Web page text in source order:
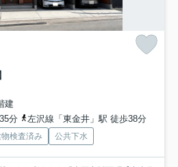
建
分
左沢線「東金井」駅 徒歩38分
検査済み 公共下水